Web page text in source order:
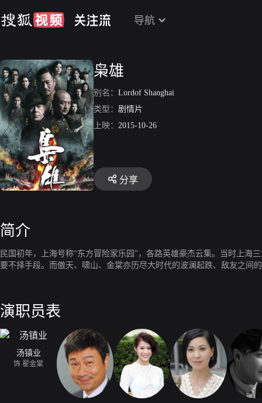
导航
枭雄
别名： Lordof Shanghai
类型： 剧情片
上映： 2015-10-26
分享
简介
民国初年，上海号称“东方冒险家乐园”，各路英雄豪杰云集。当时上海
要不择手段。而傲天、啸山、金棠亦历尽大时代的波澜起跌、敌友之间
演职员表
汤镇业
饰 翟金棠